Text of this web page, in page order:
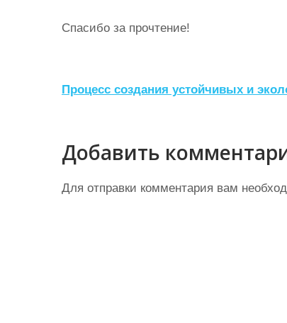
Спасибо за прочтение!
Н
в
и
г
Процесс создания устойчивых и
Добавить
Для отправки комментария вам